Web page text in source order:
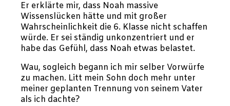
Er erklärte mir, dass Noah massive
Wissenslücken hätte und mit großer
Wahrscheinlichkeit die 6. Klasse nicht schaffen
würde. Er sei ständig unkonzentriert und er
habe das Gefühl, dass Noah etwas belastet.
Wau, sogleich begann ich mir selber Vorwürfe
zu machen. Litt mein Sohn doch mehr unter
meiner geplanten Trennung von seinem Vater
als ich dachte?